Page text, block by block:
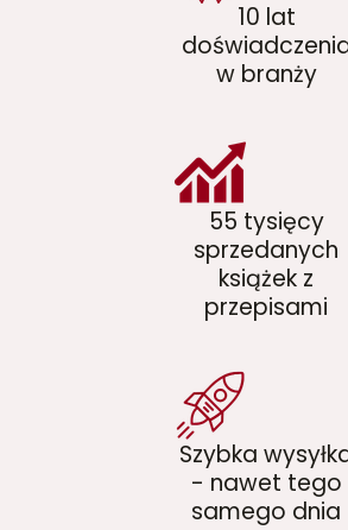
10 lat
w branży
55 tysięcy
sprzedanych
książek z
przepisami
Szybka
- nawet tego
samego dnia